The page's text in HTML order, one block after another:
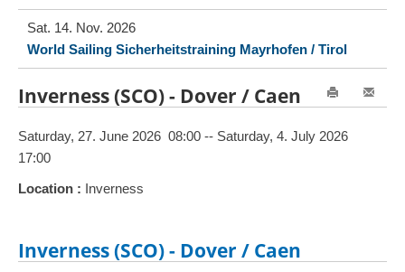
Sat. 14. Nov. 2026
World Sailing Sicherheitstraining Mayrhofen / Tirol
Inverness (SCO) - Dover / Caen
Saturday, 27. June 2026 08:00 -- Saturday, 4. July 2026
17:00
Location : Inverness
Inverness (SCO) - Dover / Caen